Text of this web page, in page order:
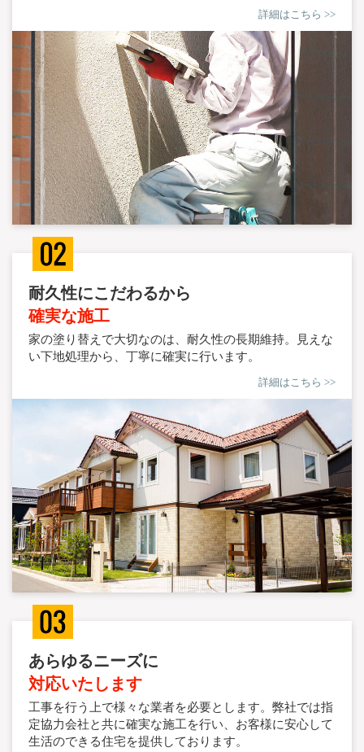
詳細はこちら >>
耐久性にこだわるから
確実な施工
家の塗り替えで大切なのは、耐久性の長期維持。見えな
い下地処理から、丁寧に確実に行います。
詳細はこちら >>
あらゆるニーズに
対応いたします
工事を行う上で様々な業者を必要とします。弊社では指
定協力会社と共に確実な施工を行い、お客様に安心して
生活のできる住宅を提供しております。